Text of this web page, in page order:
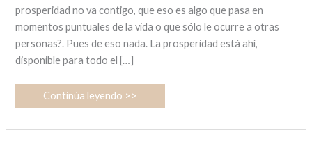
prosperidad no va contigo, que eso es algo que pasa en
momentos puntuales de la vida o que sólo le ocurre a otras
personas?. Pues de eso nada. La prosperidad está ahí,
disponible para todo el […]
Continúa leyendo >>